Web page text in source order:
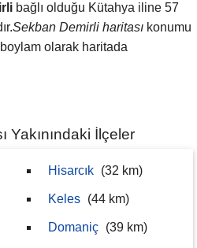
bağlı olduğu Kütahya iline 57
Sekban Demirli haritası konumu
olarak haritada
Yakınındaki İlçeler
Hisarcık (32 km)
Keles (44 km)
Domaniç (39 km)